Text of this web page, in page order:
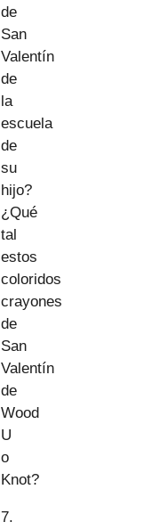
de
San
Valentín
de
la
escuela
de
su
hijo?
¿Qué
tal
estos
coloridos
crayones
de
San
Valentín
de
Wood
U
o
Knot?
7.